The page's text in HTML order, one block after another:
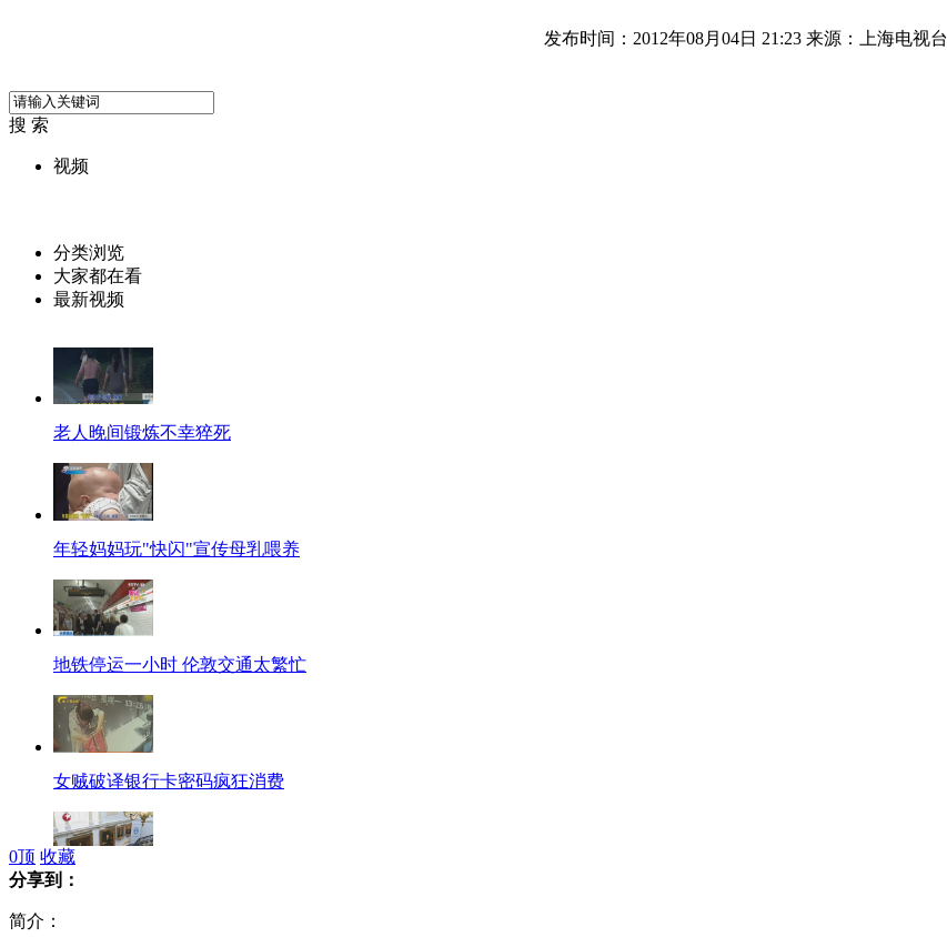
发布时间：2012年08月04日 21:23 来源：上海电视台
搜 索
视频
分类浏览
大家都在看
最新视频
老人晚间锻炼不幸猝死
年轻妈妈玩"快闪"宣传母乳喂养
地铁停运一小时 伦敦交通太繁忙
女贼破译银行卡密码疯狂消费
0顶 收藏
分享到：
简介：